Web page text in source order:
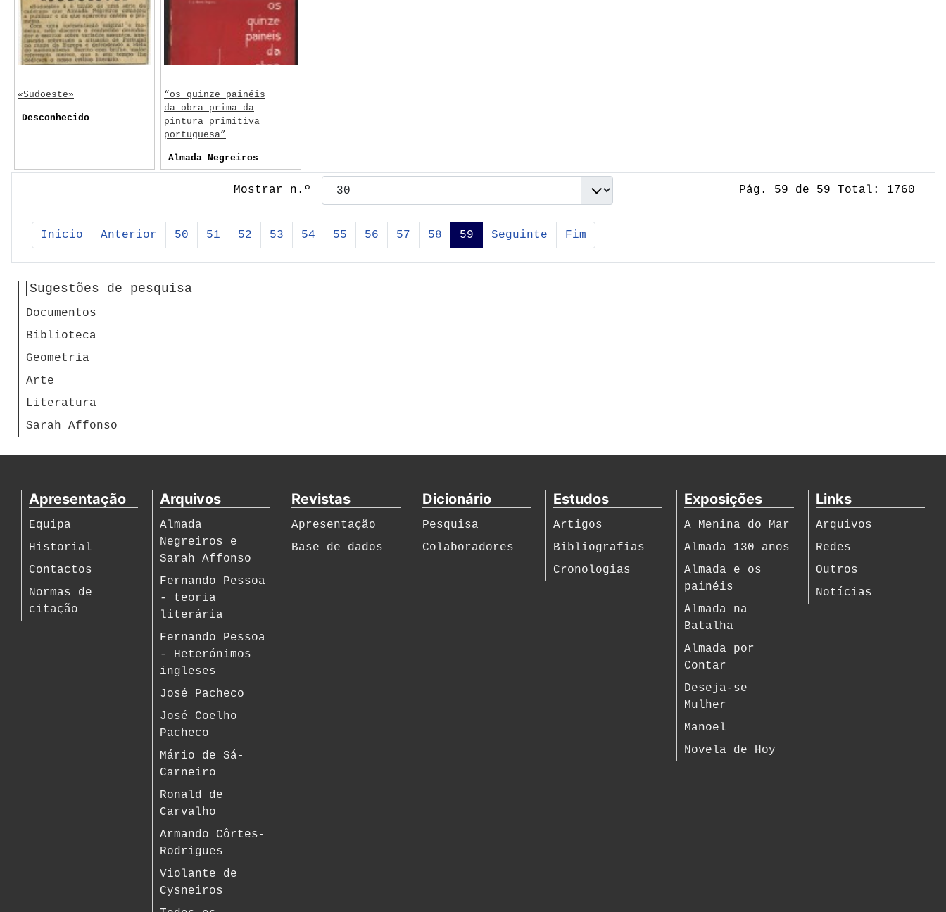
Mostrar n.º Pág. 59 de 59 Total: 1760
Início Anterior 50 51 52 53 54 55 56 57 58 59 Seguinte Fim
«Sudoeste»
Desconhecido
“os quinze painéis
da obra prima da
pintura primitiva
portuguesa”
Almada Negreiros
Sugestões de pesquisa
Documentos
Biblioteca
Geometria
Arte
Literatura
Sarah Affonso
Apresentação
Equipa
Historial
Contactos
Normas de
citação
Arquivos
Almada
Negreiros e
Sarah Affonso
Fernando Pessoa
- teoria
literária
Fernando Pessoa
- Heterónimos
ingleses
José Pacheco
José Coelho
Pacheco
Mário de Sá-
Carneiro
Ronald de
Carvalho
Armando Côrtes-
Rodrigues
Violante de
Cysneiros
Revistas
Apresentação
Base de dados
Dicionário
Pesquisa
Colaboradores
Estudos
Artigos
Bibliografias
Cronologias
Exposições
A Menina do Mar
Almada 130 anos
Almada e os
painéis
Almada na
Batalha
Almada por
Contar
Deseja-se
Mulher
Manoel
Novela de Hoy
Links
Arquivos
Redes
Outros
Notícias